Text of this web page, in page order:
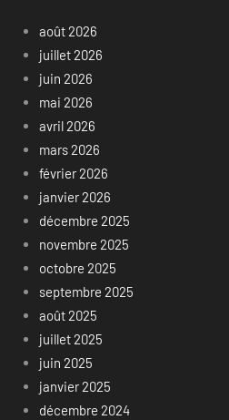
août 2026
juillet 2026
juin 2026
mai 2026
avril 2026
mars 2026
février 2026
janvier 2026
décembre 2025
novembre 2025
octobre 2025
septembre 2025
août 2025
juillet 2025
juin 2025
janvier 2025
décembre 2024